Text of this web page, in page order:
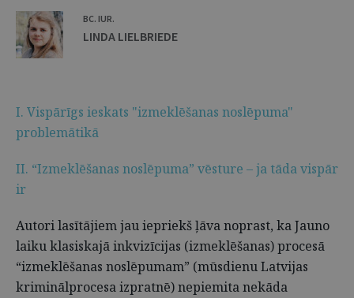
BC. IUR.
LINDA LIELBRIEDE
I. Vispārīgs ieskats "izmeklēšanas noslēpuma"
problemātikā
II. “Izmeklēšanas noslēpuma” vēsture – ja tāda vispār
ir
Autori lasītājiem jau iepriekš ļāva noprast, ka Jauno
laiku klasiskajā inkvizīcijas (izmeklēšanas) procesā
“izmeklēšanas noslēpumam” (mūsdienu Latvijas
kriminālprocesa izpratnē) nepiemita nekāda